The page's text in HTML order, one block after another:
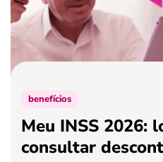
ferramentas
benefícios
Meu INSS 2026:
consultar